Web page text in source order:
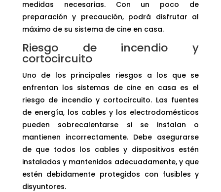
medidas necesarias. Con un poco de
preparación y precaución, podrá disfrutar al
máximo de su sistema de cine en casa.
Riesgo de incendio y
cortocircuito
Uno de los principales riesgos a los que se
enfrentan los sistemas de cine en casa es el
riesgo de incendio y cortocircuito. Las fuentes
de energía, los cables y los electrodomésticos
pueden sobrecalentarse si se instalan o
mantienen incorrectamente. Debe asegurarse
de que todos los cables y dispositivos estén
instalados y mantenidos adecuadamente, y que
estén debidamente protegidos con fusibles y
disyuntores.